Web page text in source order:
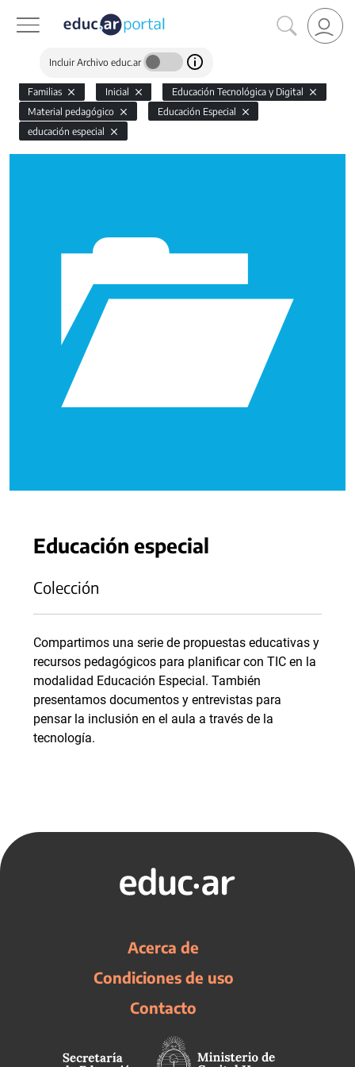
Incluir Archivo educ.ar
Familias Inicial
Educación Tecnológica y Digital
Material pedagógico
Educación Especial
educación especial
Educación especial
Colección
Compartimos una serie de propuestas educativas y
recursos pedagógicos para planificar con TIC en la
modalidad Educación Especial. También
presentamos documentos y entrevistas para
pensar la inclusión en el aula a través de la
tecnología.
Acerca de
Condiciones de uso
Contacto